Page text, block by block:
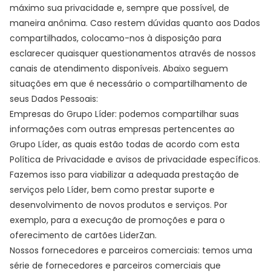
máximo sua privacidade e, sempre que possível, de
maneira anônima. Caso restem dúvidas quanto aos Dados
compartilhados, colocamo-nos à disposição para
esclarecer quaisquer questionamentos através de nossos
canais de atendimento disponíveis. Abaixo seguem
situações em que é necessário o compartilhamento de
seus Dados Pessoais:
Empresas do Grupo Líder: podemos compartilhar suas
informações com outras empresas pertencentes ao
Grupo Líder, as quais estão todas de acordo com esta
Política de Privacidade e avisos de privacidade específicos.
Fazemos isso para viabilizar a adequada prestação de
serviços pelo Líder, bem como prestar suporte e
desenvolvimento de novos produtos e serviços. Por
exemplo, para a execução de promoções e para o
oferecimento de cartões LiderZan.
Nossos fornecedores e parceiros comerciais: temos uma
série de fornecedores e parceiros comerciais que